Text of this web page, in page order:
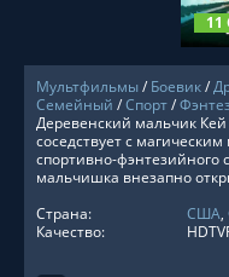
11
Мультфильмы/ Боевик/
Семейный /Спорт/
Деревенский мальчик
соседствует с
спортивно-фэнтезийного
мальчишка внезапно
Страна:
США,
Качество: